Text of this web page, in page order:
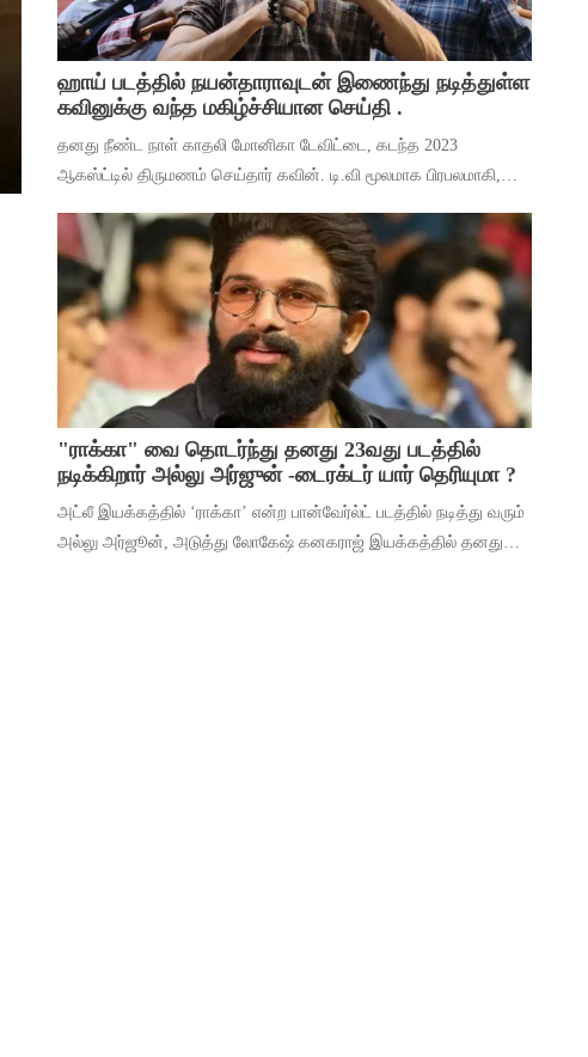
ஹாய் படத்தில் நயன்தாராவுடன் இணைந்து நடித்துள்ள
கவினுக்கு வந்த மகிழ்ச்சியான செய்தி .
தனது நீண்ட நாள் காதலி மோனிகா டேவிட்டை, கடந்த 2023
ஆகஸ்ட்டில் திருமணம் செய்தார் கவின். டி.வி மூலமாக பிரபலமாகி,
மூலம் ஹீரோவாக மாறி வெற்றிபெ
"ராக்கா" வை தொடர்ந்து தனது 23வது படத்தில்
நடிக்கிறார் அல்லு அர்ஜுன் -டைரக்டர் யார் தெரியுமா ?
அட்லீ இயக்கத்தில் ‘ராக்கா’ என்ற பான்வேர்ல்ட் படத்தில் நடித்து வரும்
அல்லு அர்ஜூன், அடுத்து லோகேஷ் கனகராஜ் இயக்கத்தில் தனது